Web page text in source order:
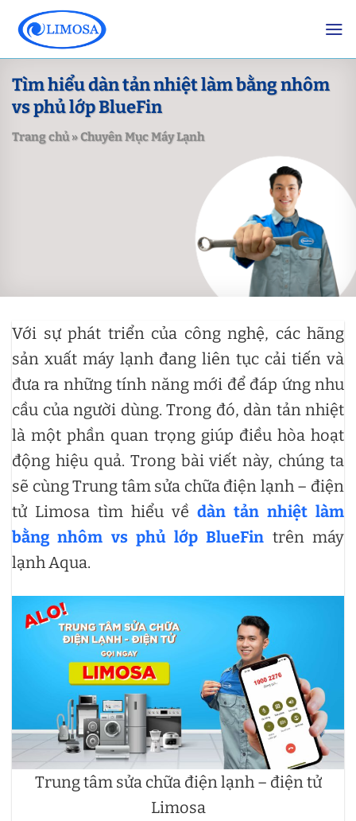
content
Tìm hiểu dàn tản nhiệt làm bằng nhôm
vs phủ lớp BlueFin
Trang chủ»Chuyên Mục Máy Lạnh
Với sự phát triển của công nghệ, các hãng
sản xuất máy lạnh đang liên tục cải tiến và
đưa ra những tính năng mới để đáp ứng nhu
cầu của người dùng. Trong đó, dàn tản nhiệt
là một phần quan trọng giúp điều hòa hoạt
động hiệu quả. Trong bài viết này, chúng ta
sẽ cùng Trung tâm sửa chữa điện lạnh – điện
tử Limosa tìm hiểu về dàn tản nhiệt làm
bằng nhôm vs phủ lớp BlueFin trên máy
lạnh Aqua.
Trung tâm sửa chữa điện lạnh – điện tử
Limosa